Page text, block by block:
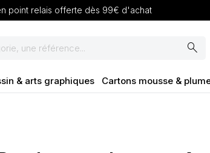
point relais offerte dès 99€ d'achat
search
& arts graphiques Cartons mousse &